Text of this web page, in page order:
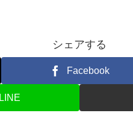
シェアする
Facebook
LINE